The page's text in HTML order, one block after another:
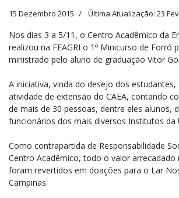
15 Dezembro 2015 Última Atualização: 23
Nos dias 3 a 5/11, o Centro Acadêmico da
realizou na FEAGRI o 1º Minicurso de Forró
ministrado pelo aluno de graduação Vitor
A iniciativa, vinda do desejo dos
atividade de extensão do CAEA, contando
de mais de 30 pessoas, dentre eles alunos,
funcionários dos mais diversos Institutos da
Como contrapartida de Responsabilidade
Centro Acadêmico, todo o valor arrecadado
foram revertidos em doações para o Lar
Campinas.